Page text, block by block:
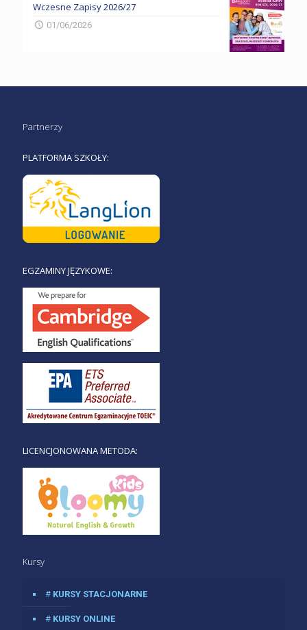
Wczesne Zapisy 2026/27
01/06/2026
Partnerzy
PLATFORMA SZKOŁY:
EGZAMINY JĘZYKOWE:
LICENCJONOWANA METODA:
Kursy
# KURSY STACJONARNE
# KURSY ONLINE